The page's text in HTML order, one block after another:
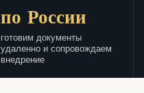
по России
готовим документы
удаленно и сопровождаем
внедрение